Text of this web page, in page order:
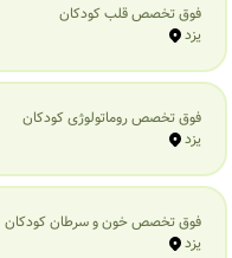
فوق تخصص قلب کودکان
یزد
فوق تخصص روماتولوژی کودکان
یزد
فوق تخصص خون و سرطان کودکان
یزد